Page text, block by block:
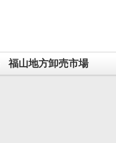
福山地方卸売市場